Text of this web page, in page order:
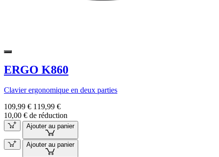
ERGO K860
Clavier ergonomique en deux parties
109,99 € 119,99 €
10,00 € de réduction
Ajouter au panier
Ajouter au panier